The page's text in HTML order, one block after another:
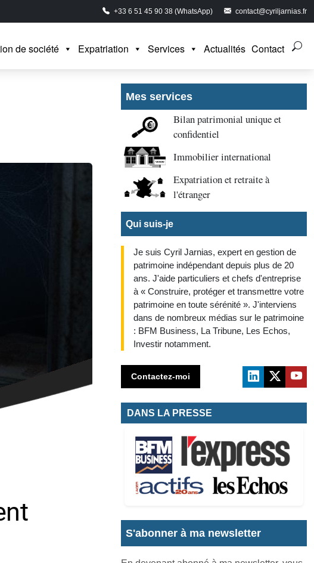
+33 6 51 45 90 38 (WhatsApp) contact@cyriljarnias.fr
de société Expatriation Services Actualités Contact
Mes services
Bilan patrimonial unique et
confidentiel
Immobilier international
Expatriation et retraite à
l'étranger
Qui suis-je
Je suis Cyril Jarnias, expert en gestion de
patrimoine indépendant depuis plus de 20
ans. J'aide particuliers et chefs d'entreprise
à « Construire, protéger et transmettre votre
patrimoine en toute sérénité ». J'interviens
dans de nombreux médias sur le patrimoine
: BFM Business, La Tribune, Les Echos,
Investir notamment.
Contactez-moi
DANS LA PRESSE
S'abonner à ma newsletter